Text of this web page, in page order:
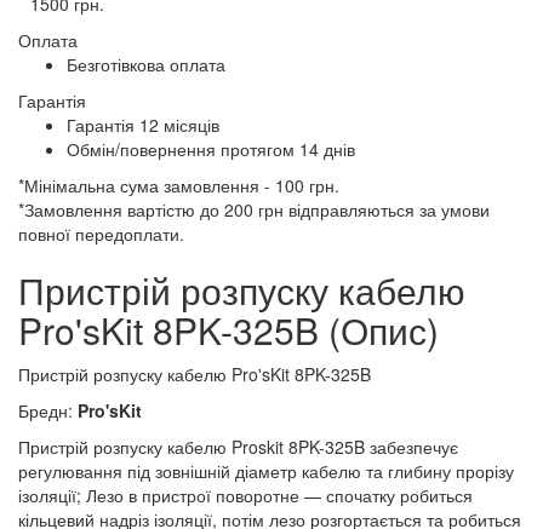
Оплата
Безготівкова оплата
Гарантія
Гарантія 12 місяців
Обмін/повернення протягом 14 днів
*Мінімальна сума замовлення - 100 грн.
*Замовлення вартістю до 200 грн відправляються за умови
повної передоплати.
Пристрій розпуску кабелю
Pro'sKit 8PK-325B (Опис)
Пристрій розпуску кабелю Pro'sKit 8PK-325B
Бредн: Pro'sKit
Пристрій розпуску кабелю Proskit 8PK-325B забезпечує
регулювання під зовнішній діаметр кабелю та глибину прорізу
ізоляції; Лезо в пристрої поворотне — спочатку робиться
кільцевий надріз ізоляції, потім лезо розгортається та робиться